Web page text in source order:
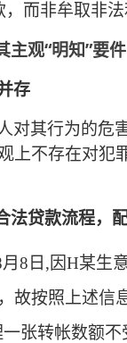
而非牟取非
主观“明知”要件
存
对其行为的危
不存在对犯
法贷款流程，
8日,因H某生
， 故按照上述信
一张转帐数额